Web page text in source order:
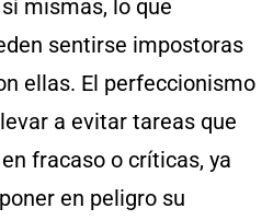
mismas, lo que
sentirse impostoras
ellas. El perfeccionismo
a evitar tareas que
fracaso o críticas, ya
en peligro su